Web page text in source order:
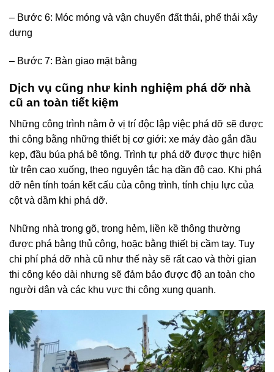
– Bước 6: Móc móng và vận chuyển đất thải, phế thải xây
Dịch vụ cũng như kinh nghiệm phá dỡ nhà
Những công trình nằm ở vị trí độc lập việc phá dỡ sẽ được
thi công bằng những thiết bị cơ giới: xe máy đào gắn đầu
kẹp, đầu búa phá bê tông. Trình tự phá dỡ được thực hiện
từ trên cao xuống, theo nguyên tắc hạ dần độ cao. Khi phá
dỡ nên tính toán kết cấu của công trình, tính chịu lực của
Những nhà trong gõ, trong hẻm, liền kề thông thường
được phá bằng thủ công, hoặc bằng thiết bị cầm tay. Tuy
chi phí phá dỡ nhà cũ như thế này sẽ rất cao và thời gian
thi công kéo dài nhưng sẽ đảm bảo được độ an toàn cho